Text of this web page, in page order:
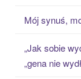
Mój synuś,
„Jak sobie
„gena nie